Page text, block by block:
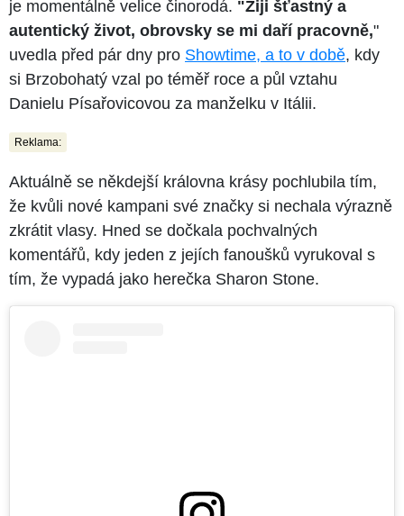
je momentálně velice činorodá. "Žiji šťastný a
autentický život, obrovsky se mi daří pracovně,"
uvedla před pár dny pro Showtime, a to v době, kdy
si Brzobohatý vzal po téměř roce a půl vztahu
Danielu Písařovicovou za manželku v Itálii.
Reklama:
Aktuálně se někdejší královna krásy pochlubila tím,
že kvůli nové kampani své značky si nechala výrazně
zkrátit vlasy. Hned se dočkala pochvalných
komentářů, kdy jeden z jejích fanoušků vyrukoval s
tím, že vypadá jako herečka Sharon Stone.